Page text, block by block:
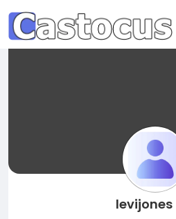
levijones